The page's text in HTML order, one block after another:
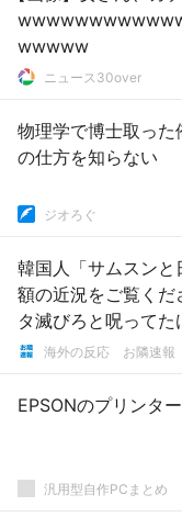
wwwww
ニュース30over
物理学で博士取っ
の仕方を知らない
ジオろぐ
韓国人「サムスン
額の近況をご覧く
タ滅びろと呪って
よｗｗｗ」
海外の反応 お隣速報
EPSONのプリンタ
汎用型自作PCまとめ